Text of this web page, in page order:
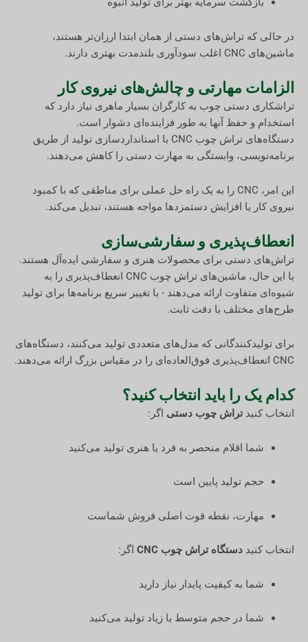
در حالی که تراش‌های دستی از همان ابتدا ارزان‌تر هستند،
ماشین‌های CNC اغلب سودآوری بلندمدت بهتری دارند.
الزامات مهارتی و چالش‌های نیروی کار
تراشکاری دستی چوب به کارگران بسیار ماهری نیاز دارد که
استخدام و حفظ آنها به طور فزاینده‌ای دشوار است.
دستگاه‌های تراش چوب CNC با استانداردسازی تولید از طریق
برنامه‌نویسی، وابستگی به مهارت دستی را کاهش می‌دهند.
این امر، CNC را به یک راه حل عملی برای مناطقی که با کمبود
نیروی کار یا افزایش دستمزدها مواجه هستند، تبدیل می‌کند.
انعطاف‌پذیری و سفارشی‌سازی
تراش‌های دستی برای محصولات هنری و سفارشی ایده‌آل هستند.
با این حال، ماشین‌های تراش چوب CNC انعطاف‌پذیری را به
شیوه‌ای متفاوت ارائه می‌دهند - با تغییر سریع برنامه‌ها برای تولید
طرح‌های مختلف با دقت ثابت.
برای تولیدکنندگانی که مدل‌های متعددی تولید می‌کنند، دستگاه‌های
CNC انعطاف‌پذیری فوق‌العاده‌ای را در مقیاس بزرگ ارائه می‌دهند.
کدام یک را باید انتخاب کنید؟
انتخاب کنیدتراش چوب دستی اگر:
شما اقلام منحصر به فرد یا هنری تولید می‌کنید
حجم تولید پایین است
مهارت، نقطه قوت اصلی فروش شماست
انتخاب کنید دستگاه تراش چوب CNC اگر:
شما به کیفیت پایدار نیاز دارید
شما در حجم متوسط یا زیاد تولید می‌کنید